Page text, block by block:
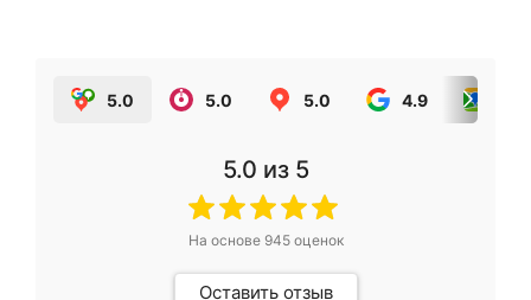
5.0 5.0 5.0 4.9
5.0 из 5
На основе 945оценок
Оставить отзыв